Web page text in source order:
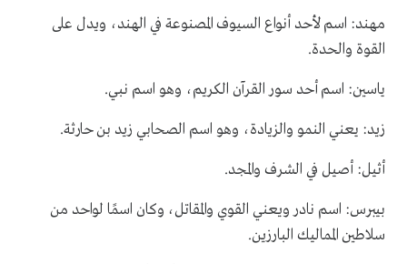
مهند: اسم لأحد أنواع السيوف المصنوعة في الهند، ويدل على
القوة والحدة.
ياسين: اسم أحد سور القرآن الكريم، وهو اسم نبي.
زيد: يعني النمو والزيادة، وهو اسم الصحابي زيد بن حارثة.
أثيل: أصيل في الشرف والمجد.
بيبرس: اسم نادر ويعني القوي والمقاتل، وكان اسمًا لواحد من
سلاطين المماليك البارزين.